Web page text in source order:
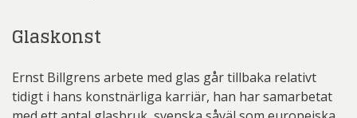
Glaskonst
Ernst Billgrens arbete med glas går tillbaka relativt
tidigt i hans konstnärliga karriär, han har samarbetat